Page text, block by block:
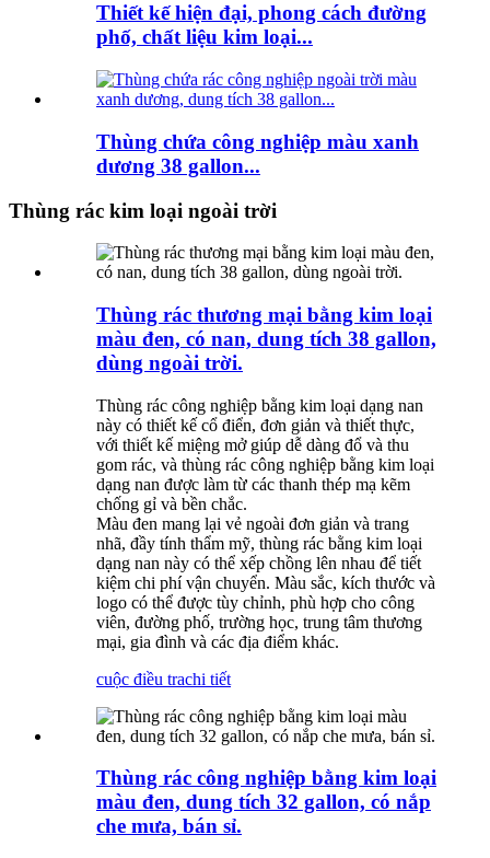
Thiết kế hiện đại, phong cách đường
phố, chất liệu kim loại...
Thùng chứa công nghiệp màu xanh
dương 38 gallon...
Thùng rác kim loại ngoài trời
Thùng rác thương mại bằng kim loại
màu đen, có nan, dung tích 38 gallon,
dùng ngoài trời.
Thùng rác công nghiệp bằng kim loại dạng nan
này có thiết kế cổ điển, đơn giản và thiết thực,
với thiết kế miệng mở giúp dễ dàng đổ và thu
gom rác, và thùng rác công nghiệp bằng kim loại
dạng nan được làm từ các thanh thép mạ kẽm
chống gỉ và bền chắc.
Màu đen mang lại vẻ ngoài đơn giản và trang
nhã, đầy tính thẩm mỹ, thùng rác bằng kim loại
dạng nan này có thể xếp chồng lên nhau để tiết
kiệm chi phí vận chuyển. Màu sắc, kích thước và
logo có thể được tùy chỉnh, phù hợp cho công
viên, đường phố, trường học, trung tâm thương
mại, gia đình và các địa điểm khác.
cuộc điều trachi tiết
Thùng rác công nghiệp bằng kim loại
màu đen, dung tích 32 gallon, có nắp
che mưa, bán sỉ.